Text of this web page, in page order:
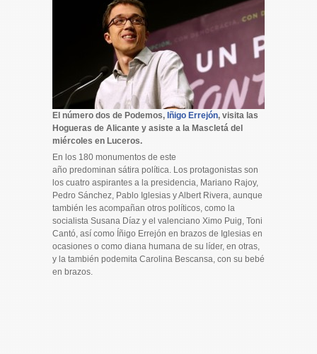
El número dos de Podemos, Iñigo Errejón, visita las
Hogueras de Alicante y asiste a la Mascletá del
miércoles en Luceros.
En los 180 monumentos de este
año predominan sátira política. Los protagonistas son
los cuatro aspirantes a la presidencia, Mariano Rajoy,
Pedro Sánchez, Pablo Iglesias y Albert Rivera, aunque
también les acompañan otros políticos, como la
socialista Susana Díaz y el valenciano Ximo Puig, Toni
Cantó, así como Íñigo Errejón en brazos de Iglesias en
ocasiones o como diana humana de su líder, en otras,
y la también podemita Carolina Bescansa, con su bebé
en brazos.